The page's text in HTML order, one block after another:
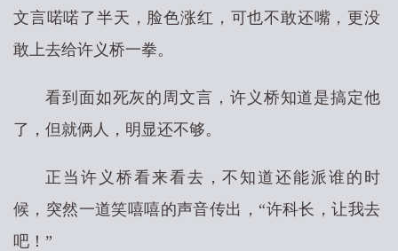
文言喏喏了半天，脸色涨红，可也不敢还嘴，更没
敢上去给许义桥一拳。
看到面如死灰的周文言，许义桥知道是搞定他
了，但就俩人，明显还不够。
正当许义桥看来看去，不知道还能派谁的时
候，突然一道笑嘻嘻的声音传出，“许科长，让我去
吧！”